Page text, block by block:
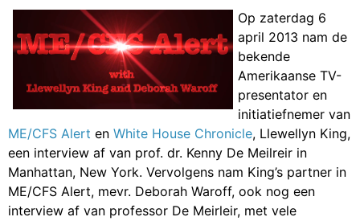
Op zaterdag 6
april 2013 nam de
bekende
Amerikaanse TV-
presentator en
initiatiefnemer van
ME/CFS Alert en White House Chronicle, Llewellyn King,
een interview af van prof. dr. Kenny De Meilreir in
Manhattan, New York. Vervolgens nam King’s partner in
ME/CFS Alert, mevr. Deborah Waroff, ook nog een
interview af van professor De Meirleir, met vele